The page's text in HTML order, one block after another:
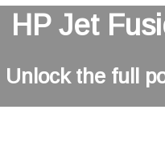
HP Jet
Unlock the full